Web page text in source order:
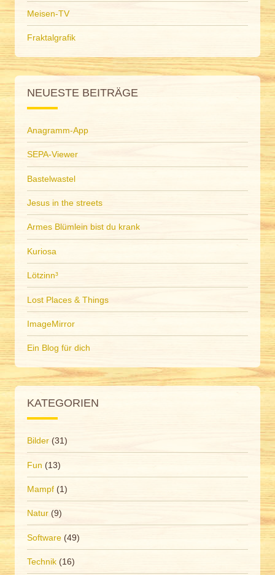
Meisen-TV
Fraktalgrafik
NEUESTE BEITRÄGE
Anagramm-App
SEPA-Viewer
Bastelwastel
Jesus in the streets
Armes Blümlein bist du krank
Kuriosa
Lötzinn³
Lost Places & Things
ImageMirror
Ein Blog für dich
KATEGORIEN
Bilder (31)
Fun (13)
Mampf (1)
Natur (9)
Software (49)
Technik (16)